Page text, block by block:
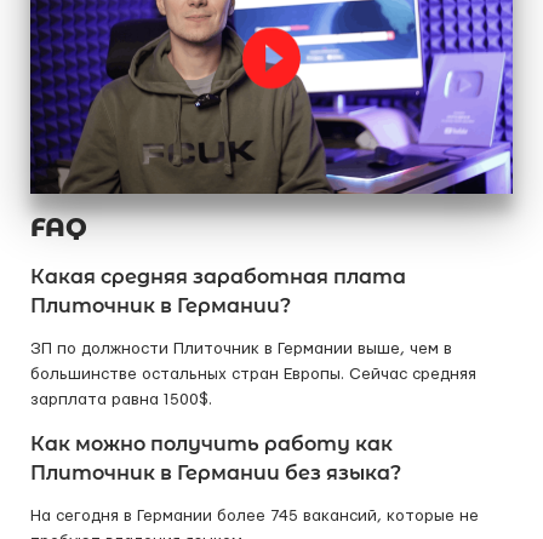
FAQ
Какая средняя заработная плата
Плиточник в Германии?
ЗП по должности Плиточник в Германии выше, чем в
большинстве остальных стран Европы. Сейчас средняя
зарплата равна 1500$.
Как можно получить работу как
Плиточник в Германии без языка?
На сегодня в Германии более 745 вакансий, которые не